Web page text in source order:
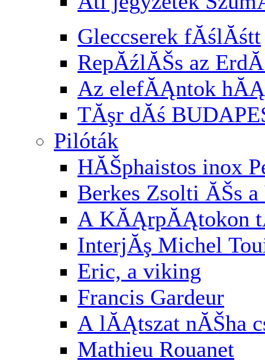
Gleccserek fĂślĂśtt
RepĂźlĂŠs az
Az elefĂĄntok
TĂşr dĂś
Pilóták
HĂŠphaistos inox
Berkes Zsolti ĂŠs
A KĂĄrpĂĄtokon
InterjĂş Michel
Eric, a viking
Francis Gardeur
A lĂĄtszat nĂŠha
Mathieu Rouanet